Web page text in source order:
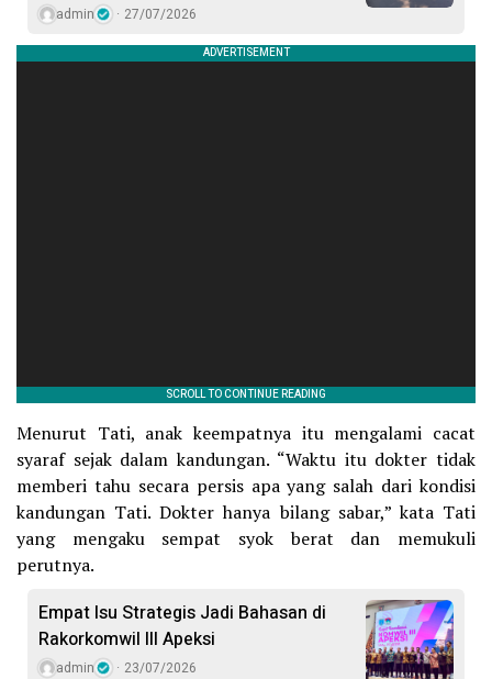
admin 27/07/2026
Menurut Tati, anak keempatnya itu mengalami cacat
syaraf sejak dalam kandungan. “Waktu itu dokter tidak
memberi tahu secara persis apa yang salah dari kondisi
kandungan Tati. Dokter hanya bilang sabar,” kata Tati
yang mengaku sempat syok berat dan memukuli
perutnya.
Empat Isu Strategis Jadi Bahasan di
Rakorkomwil III Apeksi
admin 23/07/2026